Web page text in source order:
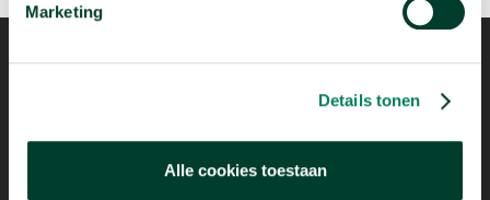
Marketing
Details tonen
Alle cookies toestaan
Mogelijk dankzij